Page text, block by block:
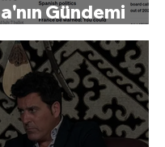
Gündemi
Seçimleri